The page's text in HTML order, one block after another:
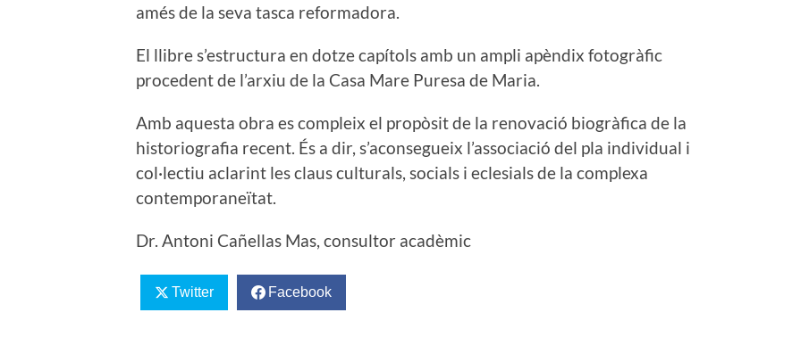
amés de la seva tasca reformadora.
El llibre s’estructura en dotze capítols amb un ampli apèndix fotogràfic
procedent de l’arxiu de la Casa Mare Puresa de Maria.
Amb aquesta obra es compleix el propòsit de la renovació biogràfica de la
historiografia recent. És a dir, s’aconsegueix l’associació del pla individual i
col·lectiu aclarint les claus culturals, socials i eclesials de la complexa
contemporaneïtat.
Dr. Antoni Cañellas Mas, consultor acadèmic
Twitter Facebook